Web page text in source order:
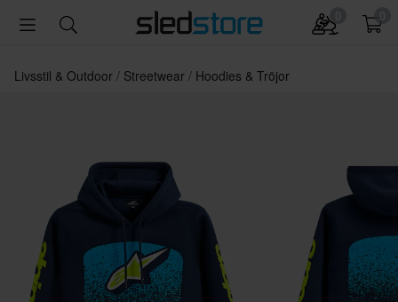
Livsstil & Outdoor Streetwear Hoodies & Tröjor